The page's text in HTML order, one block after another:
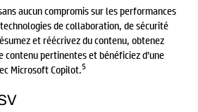
aucun compromis sur les performances
de collaboration, de sécurité
et réécrivez du contenu, obtenez
contenu pertinentes et bénéficiez d’une
Microsoft Copilot.5